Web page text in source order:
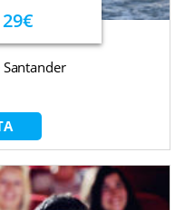
29€